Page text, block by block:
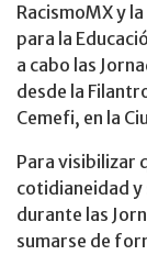
RacismoMX y
para la
a cabo las
desde la
Cemefi, en la
Para visibilizar
cotidianeidad
durante las
sumarse de